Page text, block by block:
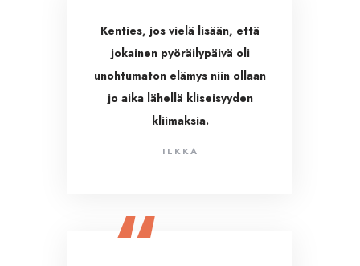
Kenties, jos vielä lisään, että
jokainen pyöräilypäivä oli
unohtumaton elämys niin ollaan
jo aika lähellä kliseisyyden
kliimaksia.
ILKKA